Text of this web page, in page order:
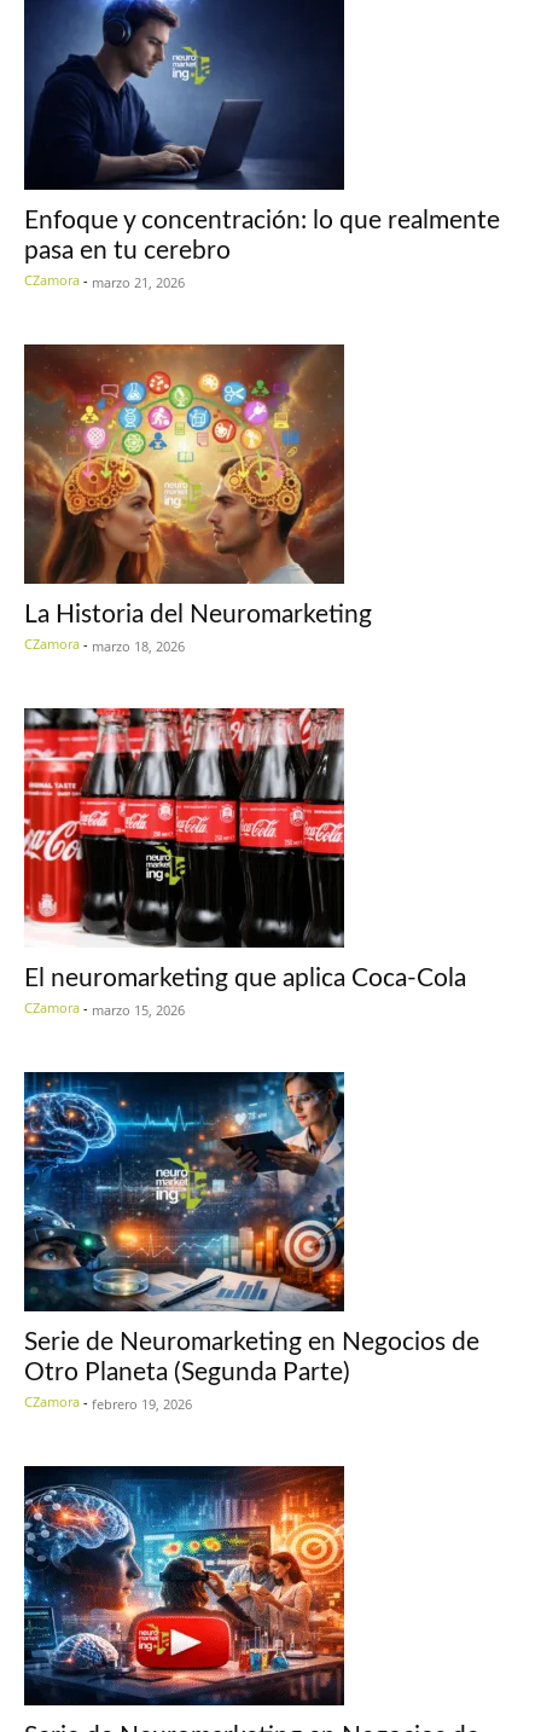
Enfoque y concentración: lo que realmente
pasa en tu cerebro
CZamora - marzo 21, 2026
La Historia del Neuromarketing
CZamora - marzo 18, 2026
El neuromarketing que aplica Coca-Cola
CZamora - marzo 15, 2026
Serie de Neuromarketing en Negocios de
Otro Planeta (Segunda Parte)
CZamora - febrero 19, 2026